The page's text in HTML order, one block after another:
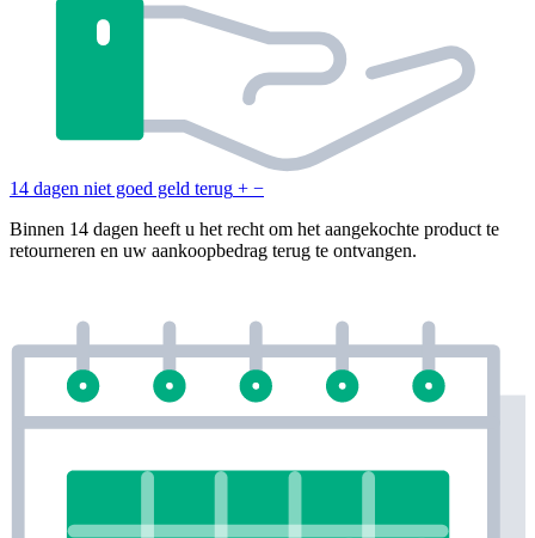
14 dagen niet goed geld terug + −
Binnen 14 dagen heeft u het recht om het aangekochte product te
retourneren en uw aankoopbedrag terug te ontvangen.